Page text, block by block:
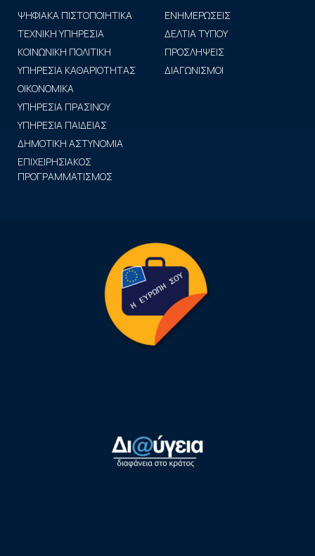
ΨΗΦΙΑΚΑ ΠΙΣΤΟΠΟΙΗΤΙΚΑ
ΤΕΧΝΙΚΗ ΥΠΗΡΕΣΙΑ
ΚΟΙΝΩΝΙΚΗ ΠΟΛΙΤΙΚΗ
ΥΠΗΡΕΣΙΑ ΚΑΘΑΡΙΟΤΗΤΑΣ
ΟΙΚΟΝΟΜΙΚΑ
ΥΠΗΡΕΣΙΑ ΠΡΑΣΙΝΟΥ
ΥΠΗΡΕΣΙΑ ΠΑΙΔΕΙΑΣ
ΔΗΜΟΤΙΚΗ ΑΣΤΥΝΟΜΙΑ
ΕΠΙΧΕΙΡΗΣΙΑΚΟΣ
ΠΡΟΓΡΑΜΜΑΤΙΣΜΟΣ
ΕΝΗΜΕΡΩΣΕΙΣ
ΔΕΛΤΙΑ ΤΥΠΟΥ
ΠΡΟΣΛΗΨΕΙΣ
ΔΙΑΓΩΝΙΣΜΟΙ